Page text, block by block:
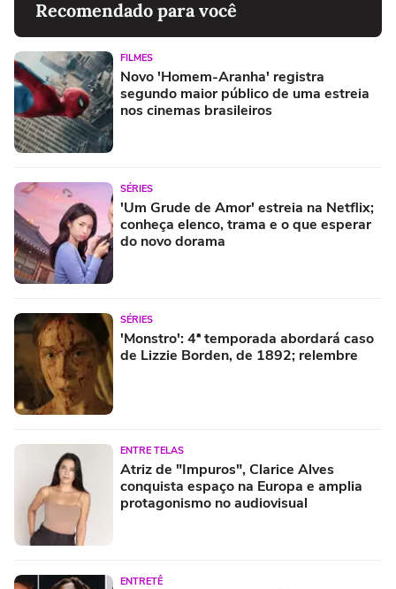
Recomendado para você
FILMES
Novo 'Homem-Aranha' registra
segundo maior público de uma estreia
nos cinemas brasileiros
SÉRIES
'Um Grude de Amor' estreia na Netflix;
conheça elenco, trama e o que esperar
do novo dorama
SÉRIES
'Monstro': 4ª temporada abordará caso
de Lizzie Borden, de 1892; relembre
ENTRE TELAS
Atriz de "Impuros", Clarice Alves
conquista espaço na Europa e amplia
protagonismo no audiovisual
ENTRETÊ